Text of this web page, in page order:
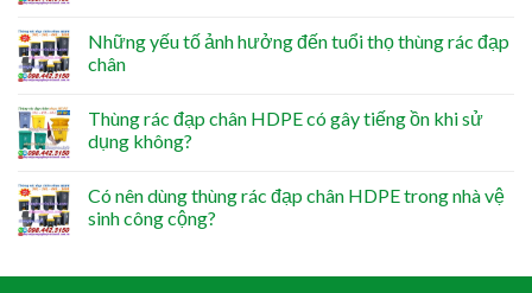
Những yếu tố ảnh hưởng đến tuổi thọ thùng rác đạp
chân
Thùng rác đạp chân HDPE có gây tiếng ồn khi sử
dụng không?
Có nên dùng thùng rác đạp chân HDPE trong nhà vệ
sinh công cộng?